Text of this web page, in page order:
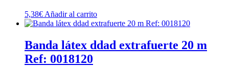
5,38€ Añadir al carrito
Banda látex ddad extrafuerte 20 m
Ref: 0018120